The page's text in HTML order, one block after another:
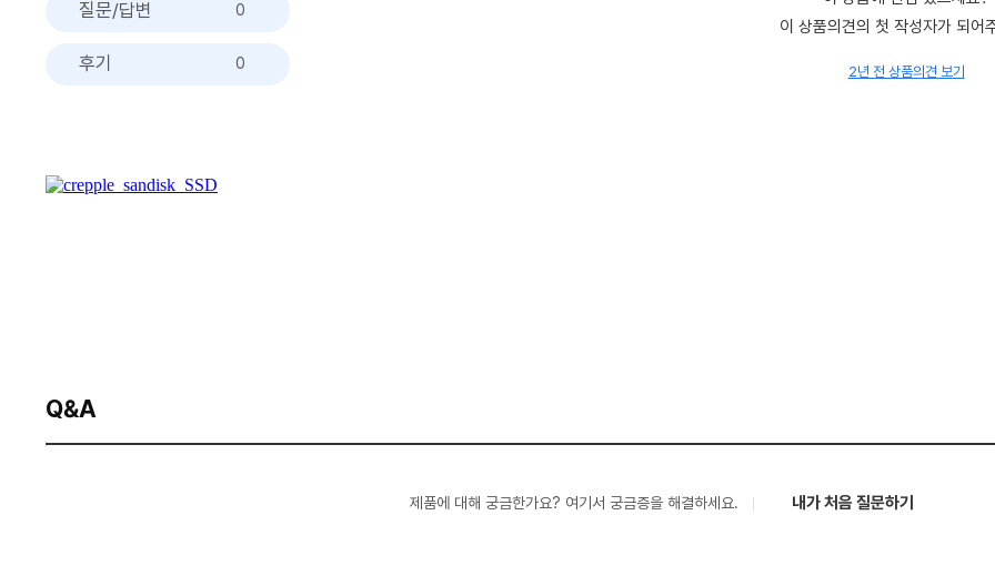
질문/답변 0
후기 0
이 상품의견의 첫 작성자가 되어
2년 전 상품의견 보기
Q&A
제품에 대해 궁금한가요? 여기서 궁금증을 해결하세요. 내가 처음 질문하기